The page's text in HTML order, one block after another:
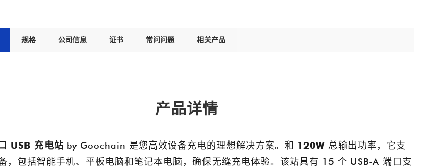
规格 公司信息 证书 常问问题 相关产品
产品详情
USB 充电站 by Goochain 是您高效设备充电的理想解决方案。和 120W 总输出功率，它支
，包括智能手机、平板电脑和笔记本电脑，确保无缝充电体验。该站具有 15 个 USB-A 端口支